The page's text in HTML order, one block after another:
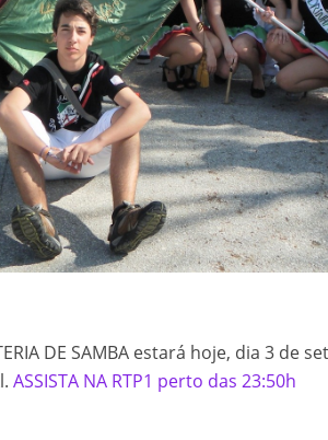
de Formação 2026 (Patinagem)
vez o Mundo”
Torneio João Cruz de Trampolim Individual
de Patinagem Livre 2026
da Mãe 💙
Regional Sul TRI
aprovou por unanimidade o Relatório e Contas de
DE SAMBA estará hoje, dia 3 de
ASSISTA NA RTP1 perto das 23:50h